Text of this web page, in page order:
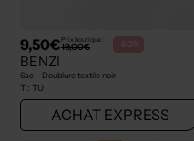
9,50€Prix boutique :
19,00€ -50%
BENZI
Sac - Doublure textile noir
T : TU
ACHAT EXPRESS